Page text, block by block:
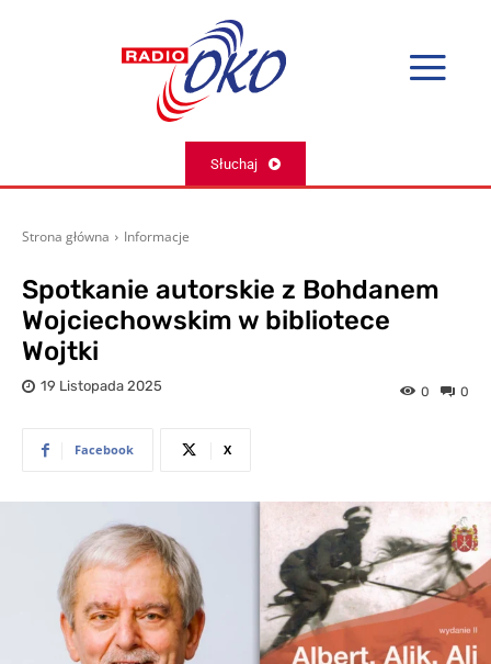
Słuchaj
Strona główna Informacje
Spotkanie autorskie z Bohdanem
Wojciechowskim w bibliotece
Wojtki
19 Listopada 2025 0
0
Facebook X